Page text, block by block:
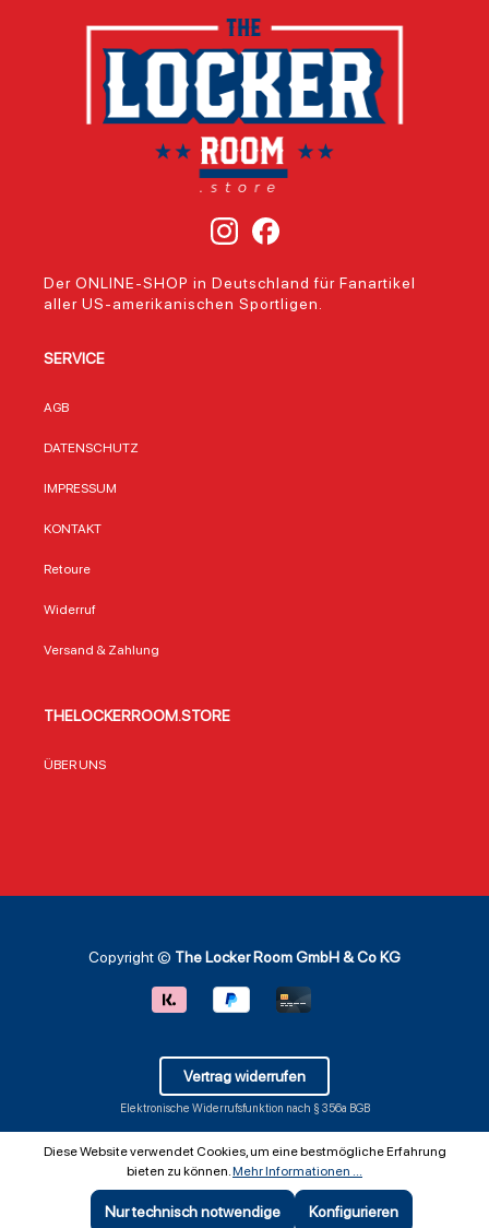
Der ONLINE-SHOP in Deutschland für Fanartikel
aller US-amerikanischen Sportligen.
SERVICE
AGB
DATENSCHUTZ
IMPRESSUM
KONTAKT
Retoure
Widerruf
Versand & Zahlung
THELOCKERROOM.STORE
ÜBER UNS
Copyright © The Locker Room GmbH & Co KG
Vertrag widerrufen
Elektronische Widerrufsfunktion nach § 356a BGB
Diese Website verwendet Cookies, um eine bestmögliche Erfahrung
bieten zu können.Mehr Informationen ...
Nur technisch notwendige Konfigurieren